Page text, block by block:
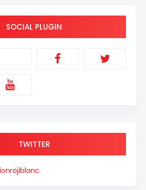
SOCIAL PLUGIN
TWITTER